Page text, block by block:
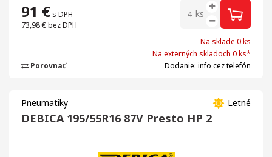
91 € s DPH
73,98 € bez DPH
ks
Na sklade 0 ks
Na externých skladoch 0 ks*
Dodanie: info cez telefón
Porovnať
Letné
Pneumatiky
DEBICA 195/55R16 87V Presto HP 2